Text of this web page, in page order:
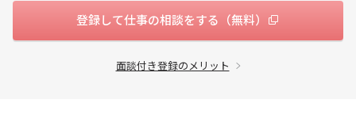
登録して仕事の相談をする（無料）
面談付き登録のメリット